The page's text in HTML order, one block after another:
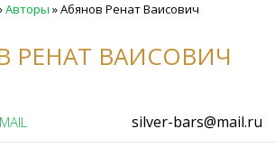
Авторы »Абянов Ренат Ваисович
РЕНАТ ВАИСОВИЧ
silver-bars@mail.ru